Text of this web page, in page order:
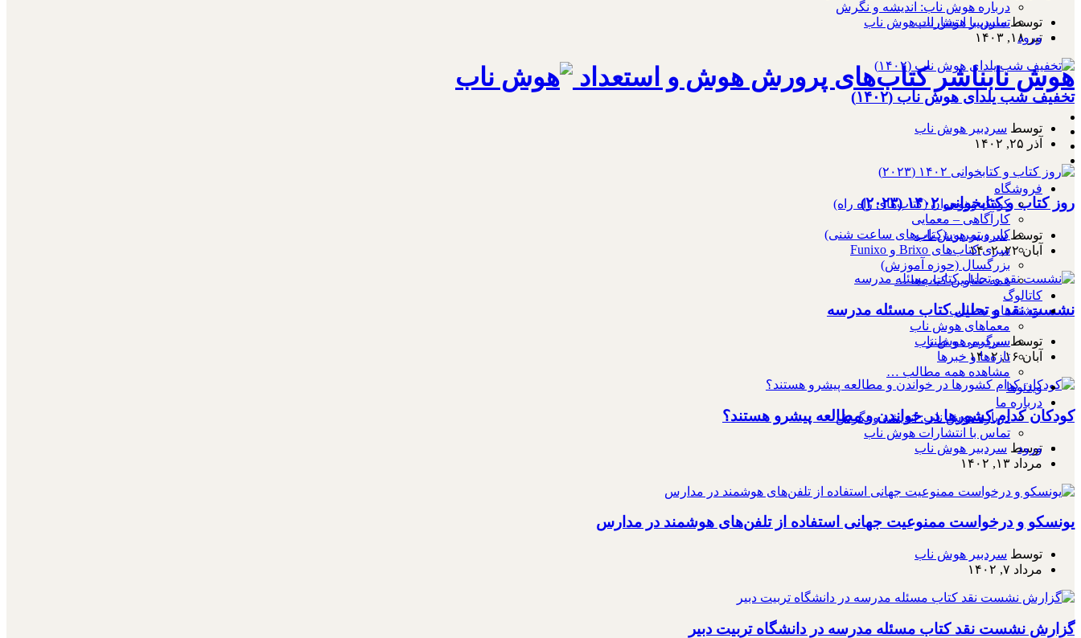
درباره هوش ناب: اندیشه و نگرش
تماس با انتشارات هوش ناب
ورود
هوش نابناشر کتاب‌های پرورش هوش و استعداد
فروشگاه
کودک و نوجوان (کتاب‌های راه راه)
کارآگاهی – معمایی
کار و تمرین (کتاب‌های ساعت شنی)
سری کتاب‌های Brixo و Funixo
بزرگسال (حوزه آموزش)
همه عناوین کتاب‌ها …
کاتالوگ
نوشته‌ها و مطالب
معماهای هوش ناب
سرگرمی و طنز
تازه‌ها و خبرها
مشاهده همه مطالب …
ویدئوها
درباره ما
درباره هوش ناب: اندیشه و نگرش
تماس با انتشارات هوش ناب
ورود
توسطسردبیر هوش ناب
تیر ۱۸, ۱۴۰۳
تخفیف شب یلدای هوش ناب (۱۴۰۲)
توسط سردبیر هوش ناب
آذر ۲۵, ۱۴۰۲
روز کتاب و کتابخوانی ۱۴۰۲ (۲۰۲۳)
توسطسردبیر هوش ناب
آبان ۲۲, ۱۴۰۲
نشست نقد و تحلیل کتاب مسئله مدرسه
توسطسردبیر هوش ناب
آبان ۱۶, ۱۴۰۲
کودکان کدام کشورها در خواندن و مطالعه پیشرو هستند؟
توسط سردبیر هوش ناب
مرداد ۱۳, ۱۴۰۲
یونسکو و درخواست ممنوعیت جهانی استفاده از تلفن‌های هوشمند در مدارس
توسط سردبیر هوش ناب
مرداد ۷, ۱۴۰۲
گزارش نشست نقد کتاب مسئله مدرسه در دانشگاه تربیت دبیر